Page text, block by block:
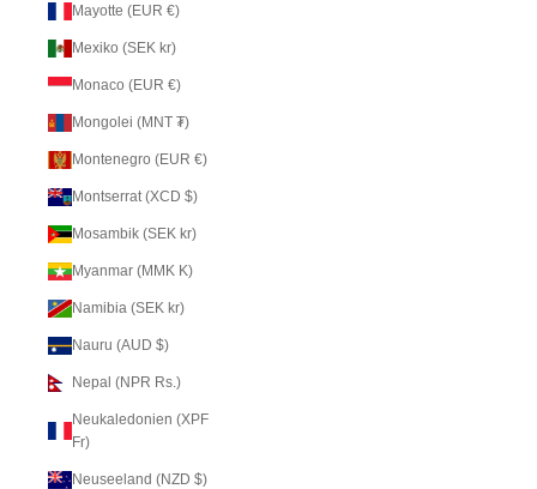
Mayotte (EUR €)
Mexiko (SEK kr)
Monaco (EUR €)
Mongolei (MNT ₮)
Montenegro (EUR €)
Montserrat (XCD $)
Mosambik (SEK kr)
Myanmar (MMK K)
Namibia (SEK kr)
Nauru (AUD $)
Nepal (NPR Rs.)
Neukaledonien (XPF
Fr)
Neuseeland (NZD $)